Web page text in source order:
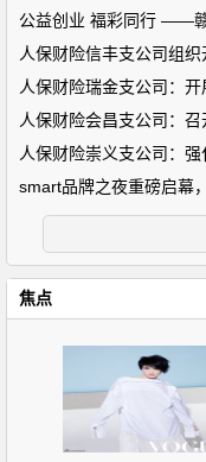
公益创业 福彩同行 ——
人保财险瑞金支公司：开
人保财险会昌支公司：
人保财险崇义支公司：
smart品牌之夜重磅启幕
焦点